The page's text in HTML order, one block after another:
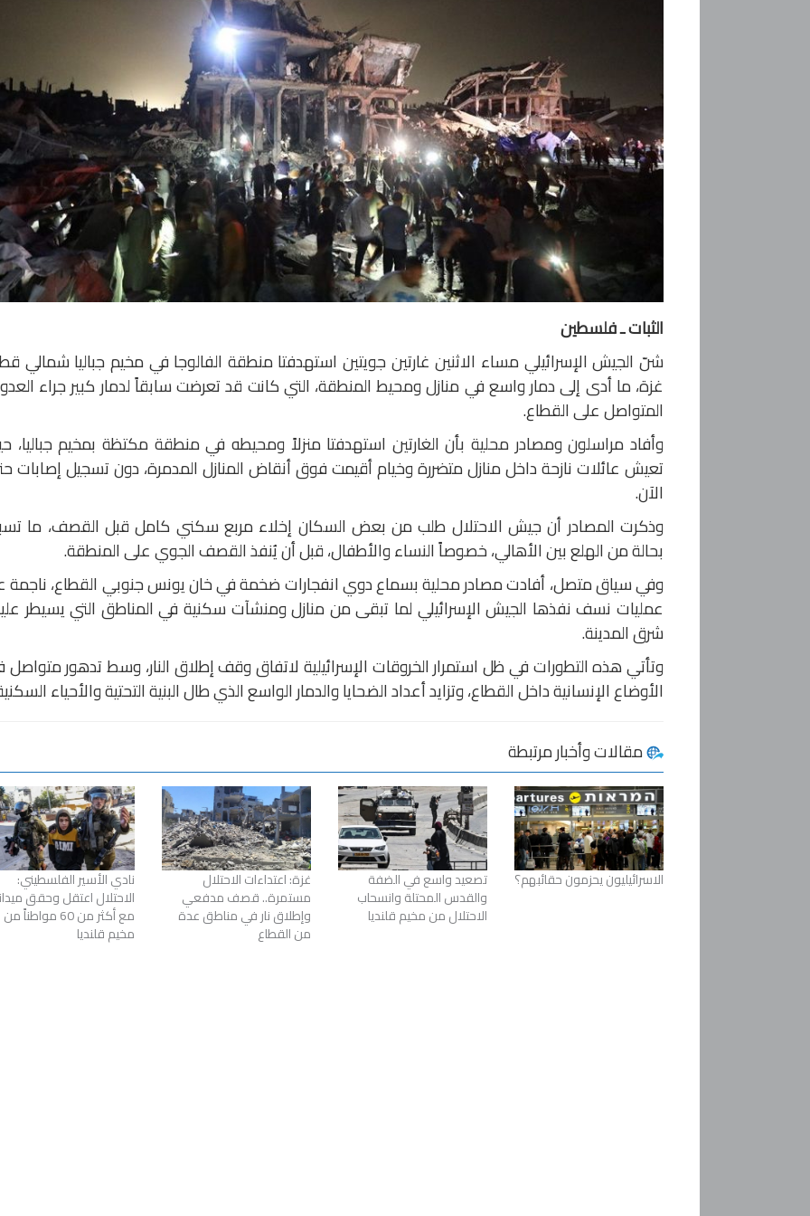
الثبات ـ فلسطين
شنّ الجيش الإسرائيلي مساء الاثنين غارتين جويتين استهدفتا منطقة الفالوجا في مخيم جباليا شمالي
غزة، ما أدى إلى دمار واسع في منازل ومحيط المنطقة، التي كانت قد تعرضت سابقاً لدمار كبير جراء
المتواصل على القطاع.
وأفاد مراسلون ومصادر محلية بأن الغارتين استهدفتا منزلاً ومحيطه في منطقة مكتظة بمخيم جباليا،
تعيش عائلات نازحة داخل منازل متضررة وخيام أقيمت فوق أنقاض المنازل المدمرة، دون تسجيل إصابات
الآن.
وذكرت المصادر أن جيش الاحتلال طلب من بعض السكان إخلاء مربع سكني كامل قبل القصف، ما
بحالة من الهلع بين الأهالي، خصوصاً النساء والأطفال، قبل أن يُنفذ القصف الجوي على المنطقة.
وفي سياق متصل، أفادت مصادر محلية بسماع دوي انفجارات ضخمة في خان يونس جنوبي القطاع، ناجمة
عمليات نسف نفذها الجيش الإسرائيلي لما تبقى من منازل ومنشآت سكنية في المناطق التي يسيطر
شرق المدينة.
وتأتي هذه التطورات في ظل استمرار الخروقات الإسرائيلية لاتفاق وقف إطلاق النار، وسط تدهور
الأوضاع الإنسانية داخل القطاع، وتزايد أعداد الضحايا والدمار الواسع الذي طال البنية التحتية والأحياء
مقالات وأخبار مرتبطة
الاسرائيليون يحزمون حقائبهم؟ تصعيد واسع في الضفة
والقدس المحتلة وانسحاب
الاحتلال من مخيم قلنديا
غزة: اعتداءات الاحتلال
مستمرة.. قصف مدفعي
وإطلاق نار في مناطق عدة
من القطاع
نادي الأسير الفلسطيني:
الاحتلال اعتقل وحقق
مع أكثر من 60 مواطناً من
مخيم قلنديا